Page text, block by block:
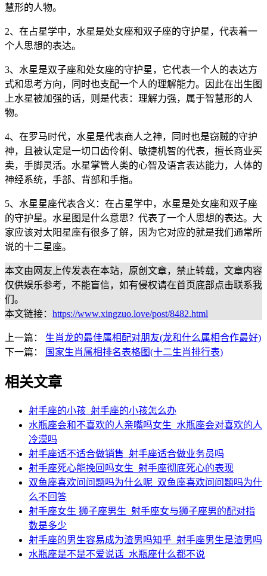
慧形的人物。
2、在占星学中，水星是处女座和双子座的守护星，代表着一
个人思想的表达。
3、水星是双子座和处女座的守护星，它代表一个人的表达方
式和思考方向，同时也支配一个人的理解能力。因此在出生图
上水星被加强的话，则是代表：理解力强，属于智慧形的人
物。
4、在罗马时代，水星是代表商人之神，同时也是窃贼的守护
神，且被认定是一切口齿伶俐、敏捷机智的代表，擅长商业买
卖，手脚灵活。水星掌管人类的心智及语言表达能力，人体的
神经系统，手部、背部和手指。
5、水星星座代表含义：在占星学中，水星是处女座和双子座
的守护星。水星图是什么意思？代表了一个人思想的表达。大
家应该对太阳星座有很多了解，因为它对应的就是我们通常所
说的十二星座。
本文由网友上传发表在本站，原创文章，禁止转载，文章内容
仅供娱乐参考，不能盲信，如有侵权请在首页底部点击联系我
们。
本文链接： https://www.xingzuo.love/post/8482.html
上一篇： 生肖龙的最佳属相配对朋友(龙和什么属相合作最好)
下一篇：
国家生肖属相排名表格图(十二生肖排行表)
相关文章
射手座的小孩_射手座的小孩怎么办
水瓶座会和不喜欢的人亲嘴吗女生_水瓶座会对喜欢的人
冷漠吗
射手座适不适合做销售_射手座适合做业务员吗
射手座死心能挽回吗女生_射手座彻底死心的表现
双鱼座喜欢问问题吗为什么呢_双鱼座喜欢问问题吗为什
么不回答
射手座女生 狮子座男生_射手座女与狮子座男的配对指
数是多少
射手座的男生容易成为渣男吗知乎_射手座男生是渣男吗
水瓶座是不是不爱说话_水瓶座什么都不说